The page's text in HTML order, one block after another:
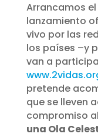
Arrancamos
lanzamiento
vivo por las
los países –y
van a
pretende
que se lleven
compromiso
una Ola